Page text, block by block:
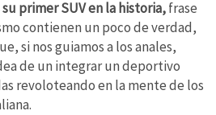
primer SUV en la historia,frase
contienen un poco de verdad,
si nos guiamos a los anales,
de un integrar un deportivo
revoloteando en la mente de los